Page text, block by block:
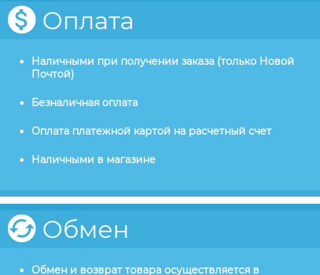
Оплата
Наличными при получении заказа (только Новой
Почтой)
Безналичная оплата
Оплата платежной картой на расчетный счет
Наличными в магазине
Обмен
Обмен и возврат товара осуществляется в